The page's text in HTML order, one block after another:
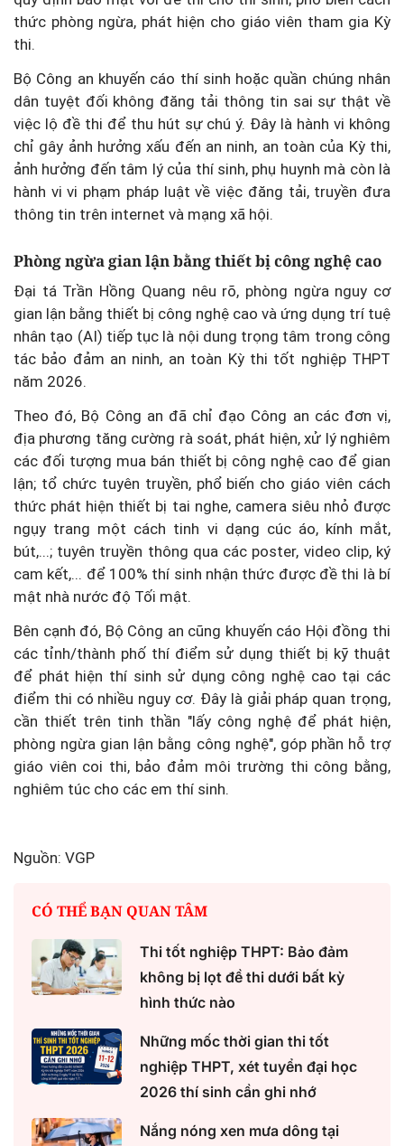
thức phòng ngừa, phát hiện cho giáo viên tham gia Kỳ
thi.
Bộ Công an khuyến cáo thí sinh hoặc quần chúng nhân
dân tuyệt đối không đăng tải thông tin sai sự thật về
việc lộ đề thi để thu hút sự chú ý. Đây là hành vi không
chỉ gây ảnh hưởng xấu đến an ninh, an toàn của Kỳ thi,
ảnh hưởng đến tâm lý của thí sinh, phụ huynh mà còn là
hành vi vi phạm pháp luật về việc đăng tải, truyền đưa
thông tin trên internet và mạng xã hội.
Phòng ngừa gian lận bằng thiết bị công nghệ cao
Đại tá Trần Hồng Quang nêu rõ, phòng ngừa nguy cơ
gian lận bằng thiết bị công nghệ cao và ứng dụng trí tuệ
nhân tạo (AI) tiếp tục là nội dung trọng tâm trong công
tác bảo đảm an ninh, an toàn Kỳ thi tốt nghiệp THPT
năm 2026.
Theo đó, Bộ Công an đã chỉ đạo Công an các đơn vị,
địa phương tăng cường rà soát, phát hiện, xử lý nghiêm
các đối tượng mua bán thiết bị công nghệ cao để gian
lận; tổ chức tuyên truyền, phổ biến cho giáo viên cách
thức phát hiện thiết bị tai nghe, camera siêu nhỏ được
ngụy trang một cách tinh vi dạng cúc áo, kính mắt,
bút,...; tuyên truyền thông qua các poster, video clip, ký
cam kết,... để 100% thí sinh nhận thức được đề thi là bí
mật nhà nước độ Tối mật.
Bên cạnh đó, Bộ Công an cũng khuyến cáo Hội đồng thi
các tỉnh/thành phố thí điểm sử dụng thiết bị kỹ thuật
để phát hiện thí sinh sử dụng công nghệ cao tại các
điểm thi có nhiều nguy cơ. Đây là giải pháp quan trọng,
cần thiết trên tinh thần "lấy công nghệ để phát hiện,
phòng ngừa gian lận bằng công nghệ", góp phần hỗ trợ
giáo viên coi thi, bảo đảm môi trường thi công bằng,
nghiêm túc cho các em thí sinh.
Nguồn: VGP
CÓ THỂ BẠN QUAN TÂM
Thi tốt nghiệp THPT: Bảo đảm
không bị lọt đề thi dưới bất kỳ
hình thức nào
Những mốc thời gian thi tốt
nghiệp THPT, xét tuyển đại học
2026 thí sinh cần ghi nhớ
Nắng nóng xen mưa dông tại